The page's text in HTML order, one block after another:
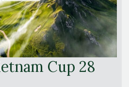
Cup 28